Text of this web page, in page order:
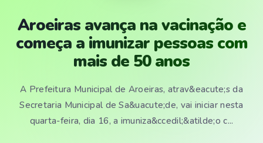
Aroeiras avança na vacinação e
começa a imunizar pessoas com
mais de 50 anos
A Prefeitura Municipal de Aroeiras, atrav&eacute;s da
Secretaria Municipal de Sa&uacute;de, vai iniciar nesta
quarta-feira, dia 16, a imuniza&ccedil;&atilde;o c...